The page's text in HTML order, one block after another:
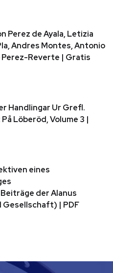
Perez de Ayala, Letizia
Andres Montes, Antonio
Reverte | Gratis
Handlingar Ur Grefl.
Löberöd, Volume 3 |
eines
der Alanus
Gesellschaft) | PDF